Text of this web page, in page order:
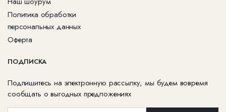
Политика обработки
персональных данных
Оферта
ПОДПИСКА
Подпишитесь на электронную рассылку, мы будем вовремя
сообщать о выгодных предложениях